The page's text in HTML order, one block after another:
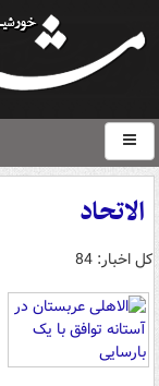
الاتحاد
کل اخبار: 84